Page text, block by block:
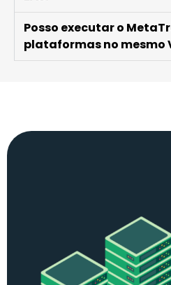
Posso executar o
plataformas no mesmo